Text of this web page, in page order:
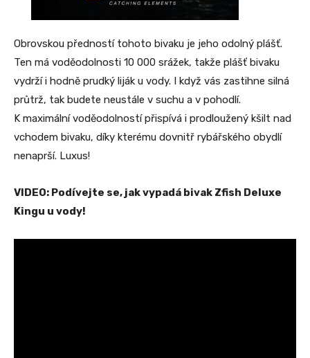
Obrovskou předností tohoto bivaku je jeho odolný plášť.
Ten má voděodolnosti 10 000 srážek, takže plášť bivaku
vydrží i hodně prudký liják u vody. I když vás zastihne silná
průtrž, tak budete neustále v suchu a v pohodlí.
K maximální voděodolností přispívá i prodloužený kšilt nad
vchodem bivaku, díky kterému dovnitř rybářského obydlí
nenaprší. Luxus!
VIDEO: Podívejte se, jak vypadá bivak Zfish Deluxe
Kingu u vody!